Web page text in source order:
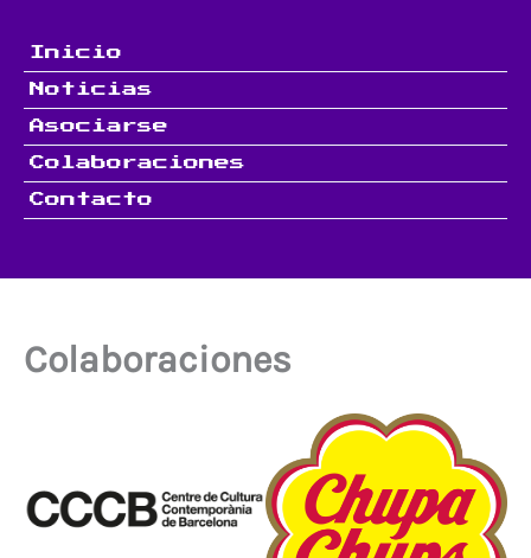
contenido
Inicio
Noticias
Asociarse
Colaboraciones
Contacto
Colaboraciones